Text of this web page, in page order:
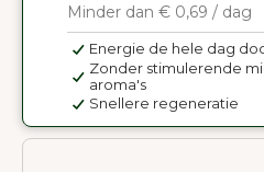
Minder dan € 0,69 / dag
Energie de hele dag
Zonder stimulerende
aroma's
Snellere regeneratie